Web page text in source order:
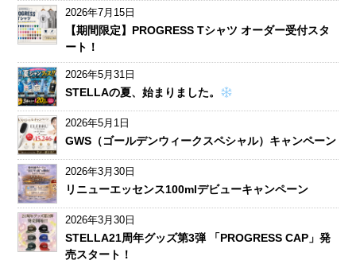
2026年7月15日
【期間限定】PROGRESS Tシャツ オーダー受付スタ
ート！
2026年5月31日
STELLAの夏、始まりました。
2026年5月1日
GWS（ゴールデンウィークスペシャル）キャンペーン
2026年3月30日
リニューエッセンス100mlデビューキャンペーン
2026年3月30日
STELLA21周年グッズ第3弾 「PROGRESS CAP」発
売スタート！